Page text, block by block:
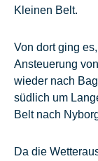
Kleinen Belt.
Von dort ging
Ansteuerung
wieder nach
südlich um
Belt nach
Da die